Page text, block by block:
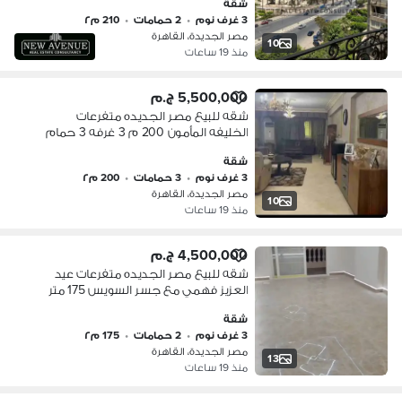
10
شقة
3 غرف نوم
• 2 حمامات • 210 م٢
مصر الجديدة، القاهرة
منذ 19 ساعات
10
5,500,000 ج.م
شقه للبيع مصر الجديده متفرعات
الخليفه المأمون 200 م 3 غرفه 3 حمام
شقة
3 غرف نوم
• 3 حمامات • 200 م٢
مصر الجديدة، القاهرة
منذ 19 ساعات
13
4,500,000 ج.م
شقه للبيع مصر الجديده متفرعات عيد
العزيز فهمي مع جسر السويس 175 متر
لوكس مباني 2022
شقة
3 غرف نوم
• 2 حمامات • 175 م٢
مصر الجديدة، القاهرة
منذ 19 ساعات